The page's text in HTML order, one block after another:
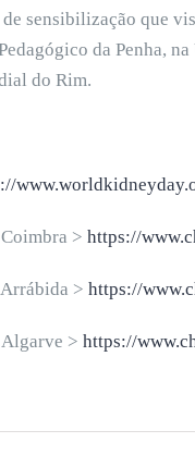
sensibilização que
da Penha,
do Rim.
> https://
> https://
> https://